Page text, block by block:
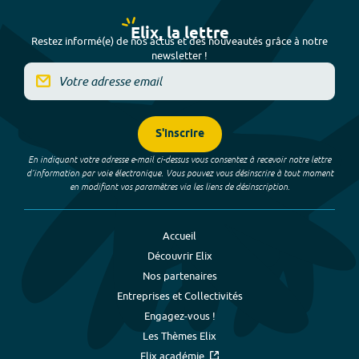
Elix, la lettre
Restez informé(e) de nos actus et des nouveautés grâce à notre
newsletter !
S'inscrire
En indiquant votre adresse e-mail ci-dessus vous consentez à recevoir notre lettre
d’information par voie électronique. Vous pouvez vous désinscrire à tout moment
en modifiant vos paramètres via les liens de désinscription.
Accueil
Découvrir Elix
Nos partenaires
Entreprises et Collectivités
Engagez-vous !
Les Thèmes Elix
Elix académie